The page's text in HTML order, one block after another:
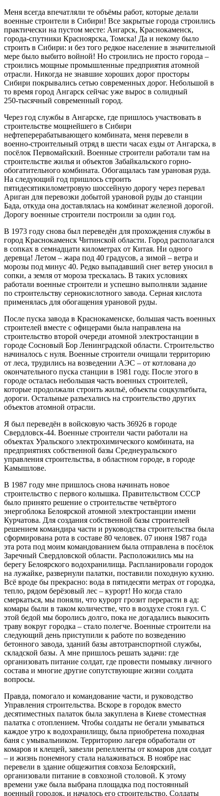
Меня всегда впечатляли те объёмы работ, которые делали
военные строители в Сибири! Все закрытые города строились
практически на пустом месте: Ангарск, Краснокаменск,
города-спутники Красноярска, Томска! Да и некому было
строить в Сибири: и без того редкое население в значительной
мере было выбито войной! Но строились не просто города –
строились мощные промышленные предприятия атомной
отрасли. Никогда не знавшие хороших дорог просторы
Сибири покрывались сетью современных дорог. Небольшой в
то время город Ангарск сейчас уже вырос в солидный
250‑тысячный современный город.
Через год службы в Ангарске, где пришлось участвовать в
строительстве мощнейшего в Сибири
нефтеперерабатывающего комбината, меня перевели в
военно-строительный отряд в шести часах езды от Ангарска, в
посёлок Первомайский. Военные строители работали там на
строительстве жилья и объектов Забайкальского горно-
обогатительного комбината. Обогащалась там урановая руда.
На следующий год пришлось строить
пятидесятикилометровую шоссейную дорогу через перевал
Ариган для перевозки добытой урановой руды до станции
Бада, откуда она доставлялась на комбинат железной дорогой.
Дорогу военные строители построили за один год.
В 1973 году снова был переведён для прохождения службы в
город Краснокаменск Читинской области. Город располагался
в сопках в семнадцати километрах от Китая. Ни одного
деревца! Летом – жара под 40 градусов, а зимой – ветра и
морозы под минус 40. Редко выпадавший снег ветер уносил в
сопки, а земля от мороза трескалась. В таких условиях
работали военные строители и успешно выполняли задание
по строительству сернокислотного завода. Серная кислота
применялась для обогащения урановой руды.
После пуска завода в Краснокаменске, большая часть военных
строителей вместе с офицерами была направлена на
строительство второй очереди атомной электростанции в
городе Сосновый Бор Ленинградской области. Строительство
начиналось с нуля. Военные строители очищали территорию
от леса, трудились на возведении АЭС – от котлована до
окончательного пуска станции в 1981 году. После этого в
городе осталась небольшая часть военных строителей,
которые продолжали строить жильё, объекты соцкультбыта,
дороги. Остальные разъехались на строительство других
объектов атомной отрасли.
Я был переведён в войсковую часть 36926 в городе
Свердловск-44. Военные строители части работали на
объектах Уральского электрохимического комбината, на
предприятиях собственной базы Среднеуральского
управления строительства, в областном городе, в городе
Камышлове.
В 1987 году мне пришлось снова начинать новое
строительство с первого колышка. Правительством СССР
было принято решение о строительстве четвёртого
энергоблока Белоярской атомной электростанции имени
Курчатова. Для создания собственной базы строителей
решением командира части и руководства строительства была
сформирована рота в составе 80 человек. 07 июня 1987 года
эта рота под моим командованием была отправлена в посёлок
Заречный Свердловской области. Расположились мы на
берегу Белоярского водохранилища. Распланировали городок
на лужайке, развернули палатки, поставили походную кухню.
Всё вроде бы прекрасно: вода в пятидесяти метрах от городка,
тепло, рядом берёзовый лес – курорт! Но когда стало
смеркаться, мы поняли, что курорт грозит перерасти в ад:
комары были в таком количестве, что в воздухе стоял гул. С
этой бедой мы боролись долго, пока не догадались выкосить
траву вокруг городка – стало полегче. Военные строители на
следующий день приступили к работе по возведению
бетонного завода, зданий базы автотранспортной службы,
складской базы. А мне пришлось решать задачи: где
организовать питание солдат, где провести помывку личного
состава и многие другие сопутствующие жизни солдата
вопросы.
Правда, помогало и командование части, и руководство
Управления строительства. Вскоре в городок вместо
десятиместных палаток была закуплена в Киеве стоместная
палатка с отоплением. Чтобы солдаты не бегали умываться
каждое утро к водохранилищу, была приобретена походная
баня с умывальником. Территорию лагеря обработали от
комаров и клещей, завезли репелленты от комаров для солдат
– и жизнь понемногу стала налаживаться. В ноябре нас
перевели в здание общежития совхоза Белоярский,
организовали питание в совхозной столовой. К этому
времени уже была выбрана площадка под постоянный
военный городок, и началось его строительство. Солдаты